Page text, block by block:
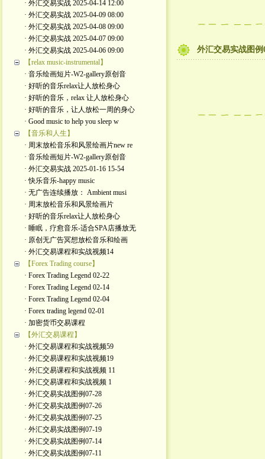
· 外汇交易实战 2025-04-14 12:00
· 外汇交易实战 2025-04-09 08:00
· 外汇交易实战 2025-04-08 09:00
· 外汇交易实战 2025-04-07 09:00
· 外汇交易实战 2025-04-06 09:00
【relax music-instrumental】
· 音乐绘画短片-W2-gallery原创音
· 好听的音乐relax让人放松身心
· 好听的音乐，relax 让人放松身心
· 好听的音乐，让人放松一周的身心
· Good music to help you sleep w
【音乐和人生】
· 周末放松音乐和风景绘画片new re
· 音乐绘画短片-W2-gallery原创音
· 外汇交易实战 2025-01-16 15-54
· 快乐音乐-happy music
· 无广告连续播放： Ambient musi
· 周末放松音乐和风景绘画片
· 好听的音乐relax让人放松身心
· 睡眠，疗愈音乐-适合SPA店播放无
· 原创无广告冥想放松音乐和绘画
· 外汇交易课程和实战视频14
【Forex Trading course】
· Forex Trading Legend 02-22
· Forex Trading Legend 02-14
· Forex Trading Legend 02-04
· Forex trading legend 02-01
· 加密货币交易课程
【外汇交易课程】
· 外汇交易课程和实战视频59
· 外汇交易课程和实战视频19
· 外汇交易课程和实战视频 11
· 外汇交易课程和实战视频 1
· 外汇交易实战图例07-28
· 外汇交易实战图例07-26
· 外汇交易实战图例07-25
· 外汇交易实战图例07-19
· 外汇交易实战图例07-14
· 外汇交易实战图例07-11
外汇交易实战图例